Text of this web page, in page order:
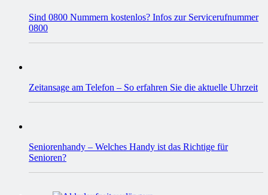
Sind 0800 Nummern kostenlos? Infos zur Servicerufnummer
0800
Zeitansage am Telefon – So erfahren Sie die aktuelle Uhrzeit
Seniorenhandy – Welches Handy ist das Richtige für
Senioren?